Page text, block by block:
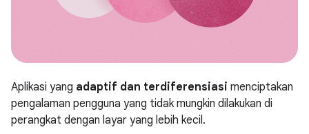
Aplikasi yang adaptif dan terdiferensiasi menciptakan
pengalaman pengguna yang tidak mungkin dilakukan di
perangkat dengan layar yang lebih kecil.